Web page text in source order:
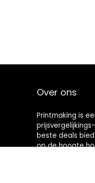
Over ons
Printmaking is
beste deals
op de hoogte